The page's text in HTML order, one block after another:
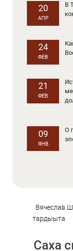
20
АПР
В
24
ФЕВ
21
ФЕВ
09
ЯНВ
О
Вячеслав
тардыыта
Саха